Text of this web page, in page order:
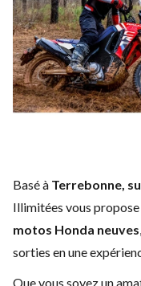
Basé à Terrebonne,
Illimitées vous
motos Honda neuves
sorties en une
Que vous soyez un